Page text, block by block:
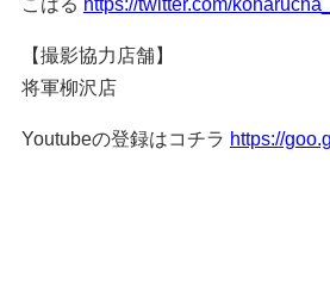
【撮影協力店舗】
将軍柳沢店
Youtubeの登録はコチラ https://